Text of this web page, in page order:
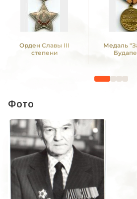
Орден Славы III
степени
Медаль
Фото